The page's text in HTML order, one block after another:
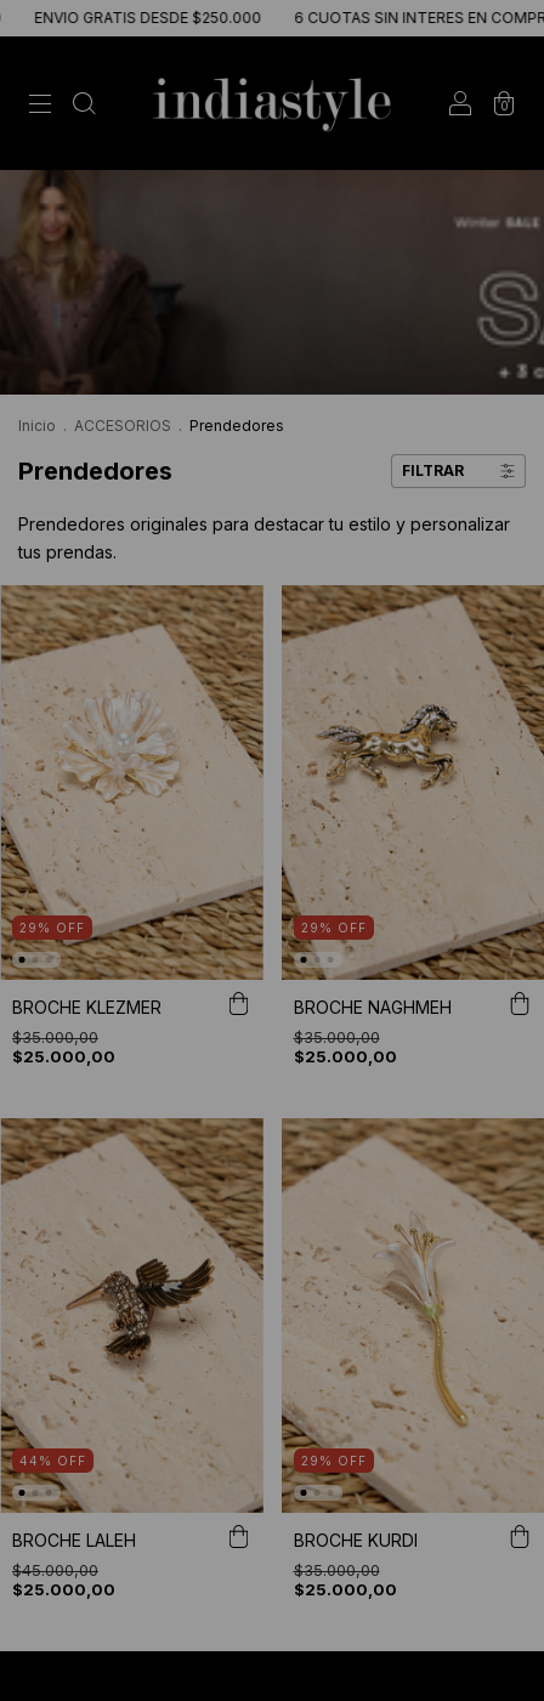
ENVIO GRATIS DESDE $250.000 6 CUOTAS SIN INTERES EN
0
Inicio . ACCESORIOS . Prendedores
Prendedores FILTRAR
Prendedores originales para destacar tu estilo y personalizar
tus prendas.
29 % OFF
BROCHE KLEZMER
$35.000,00
$25.000,00
29 % OFF
BROCHE NAGHMEH
$35.000,00
$25.000,00
44 % OFF
BROCHE LALEH
$45.000,00
$25.000,00
29 % OFF
BROCHE KURDI
$35.000,00
$25.000,00